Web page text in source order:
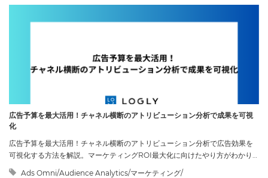
広告予算を最大活用！チャネル横断のアトリビューション分析で成果を可視
化
広告予算を最大活用！チャネル横断のアトリビューション分析で広告効果を
可視化する方法を解説。マーケティングROI最大化に向けたやり方がわかり
ます。
Ads Omni/Audience Analytics/マーケティング/